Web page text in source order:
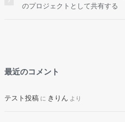
のプロジェクトとして共有する
最近のコメント
テスト投稿 に きりん より